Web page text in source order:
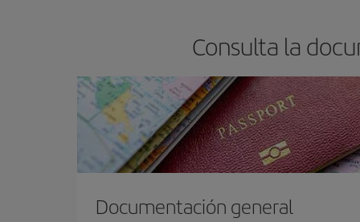
Consulta la
Documentación general